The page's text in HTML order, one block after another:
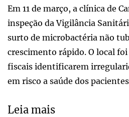
Em 11 de março, a clínica de
inspeção da Vigilância
surto de microbactéria não
crescimento rápido. O local foi
fiscais identificarem
em risco a saúde dos
Leia mais